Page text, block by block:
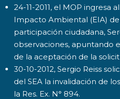
24-11-2011, el MOP ingresa
Impacto Ambiental (EIA)
participación ciudadana,
observaciones, apuntando
de la aceptación de la
30-10-2012, Sergio Reiss
del SEA la invalidación de
la Res. Ex. N° 894.